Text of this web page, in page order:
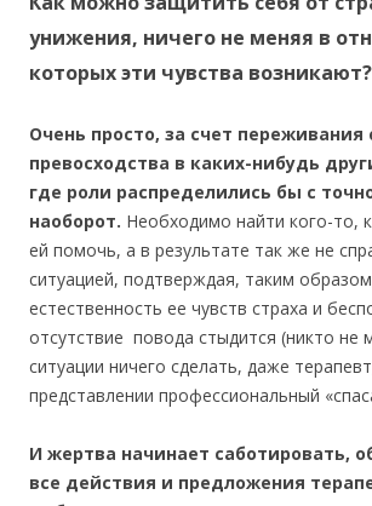
унижения, ничего не меняя в
которых эти чувства возникают?
Очень просто, за счет переживания
превосходства в каких-нибудь
где роли распределились бы с
наоборот. Необходимо найти кого-то,
ей помочь, а в результате так же не
ситуацией, подтверждая, таким
естественность ее чувств страха и
отсутствие повода стыдится (никто не
ситуации ничего сделать, даже
представлении профессиональный
И жертва начинает саботировать,
все действия и предложения